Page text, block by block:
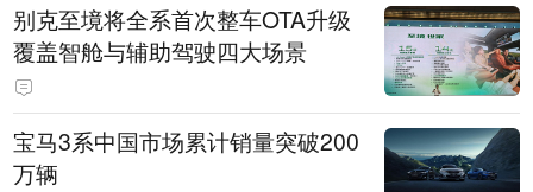
别克至境将全系首次整车OTA升级
覆盖智舱与辅助驾驶四大场景
宝马3系中国市场累计销量突破200
万辆